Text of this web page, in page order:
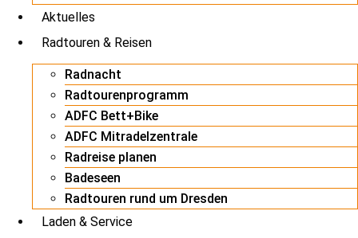
Aktuelles
Radtouren & Reisen
Radnacht
Radtourenprogramm
ADFC Bett+Bike
ADFC Mitradelzentrale
Radreise planen
Badeseen
Radtouren rund um Dresden
Laden & Service